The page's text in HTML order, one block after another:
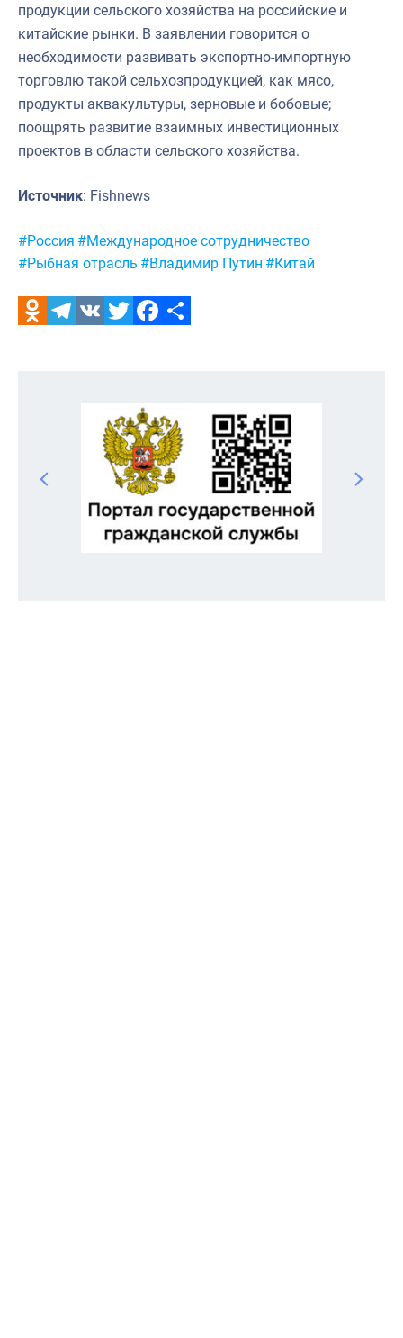
продукции сельского хозяйства на российские и
китайские рынки. В заявлении говорится о
необходимости развивать экспортно-импортную
торговлю такой сельхозпродукцией, как мясо,
продукты аквакультуры, зерновые и бобовые;
поощрять развитие взаимных инвестиционных
проектов в области сельского хозяйства.
Источник: Fishnews
Метки:
#Россия #Международное сотрудничество
#Рыбная отрасль #Владимир Путин #Китай